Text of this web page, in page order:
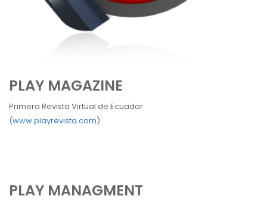
PLAY MAGAZINE
Primera Revista Virtual de Ecuador
(www.playrevista.com)
PLAY MANAGMENT